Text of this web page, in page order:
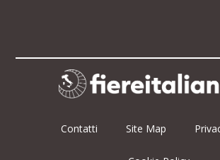
Contatti Site Map